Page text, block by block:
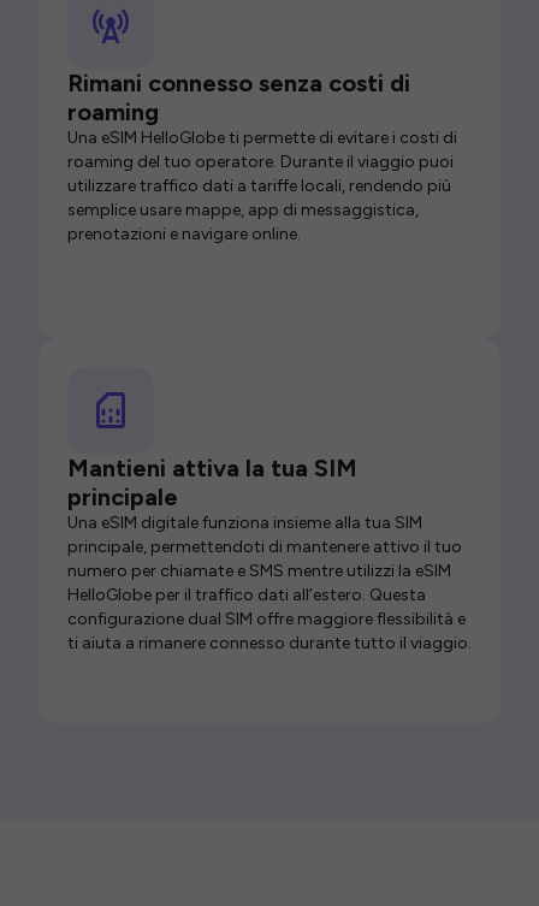
Rimani connesso senza costi di
roaming
Una eSIM HelloGlobe ti permette di evitare i costi di
roaming del tuo operatore. Durante il viaggio puoi
utilizzare traffico dati a tariffe locali, rendendo più
semplice usare mappe, app di messaggistica,
prenotazioni e navigare online.
Mantieni attiva la tua SIM
principale
Una eSIM digitale funziona insieme alla tua SIM
principale, permettendoti di mantenere attivo il tuo
numero per chiamate e SMS mentre utilizzi la eSIM
HelloGlobe per il traffico dati all’estero. Questa
configurazione dual SIM offre maggiore flessibilità e
ti aiuta a rimanere connesso durante tutto il viaggio.